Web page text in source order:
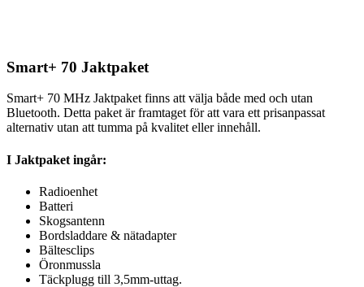
Smart+ 70 Jaktpaket
Smart+ 70 MHz Jaktpaket finns att välja både med och utan
Bluetooth. Detta paket är framtaget för att vara ett prisanpassat
alternativ utan att tumma på kvalitet eller innehåll.
I Jaktpaket ingår:
Radioenhet
Batteri
Skogsantenn
Bordsladdare & nätadapter
Bältesclips
Öronmussla
Täckplugg till 3,5mm-uttag.